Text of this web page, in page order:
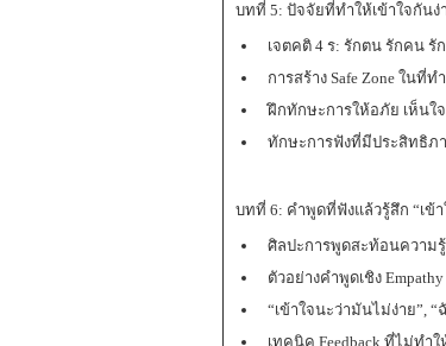
บทที่ 5: ปัจจัยที่ทำให้เข้าใจกันง่
เจตคติ 4 ร: รักตน รักคน รั
การสร้าง Safe Zone ในที่ท
ฝึกทักษะการให้อภัย เห็นใ
ทักษะการฟังที่มีประสิทธิภา
บทที่ 6: คำพูดที่ฟังแล้วรู้สึก “เข้
ศิลปะการพูดสะท้อนความรู้
ตัวอย่างคำพูดเชิง
“เข้าใจนะว่ามันไม่ง่าย”,
เทคนิค Feedback ที่ไม่ทำ